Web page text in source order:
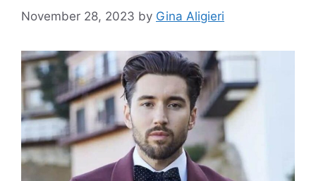
November 28, 2023 by Gina Aligieri